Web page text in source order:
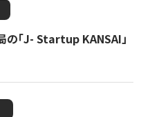
の「J- Startup KANSAI」